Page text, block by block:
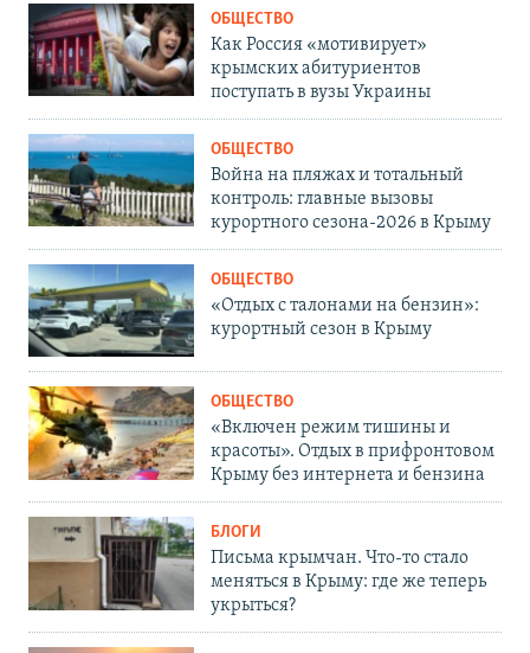
ОБЩЕСТВО
Как Россия «мотивирует»
крымских абитуриентов
поступать в вузы Украины
ОБЩЕСТВО
Война на пляжах и тотальный
контроль: главные вызовы
курортного сезона-2026 в Крыму
ОБЩЕСТВО
«Отдых с талонами на бензин»:
курортный сезон в Крыму
ОБЩЕСТВО
«Включен режим тишины и
красоты». Отдых в прифронтовом
Крыму без интернета и бензина
БЛОГИ
Письма крымчан. Что-то стало
меняться в Крыму: где же теперь
укрыться?